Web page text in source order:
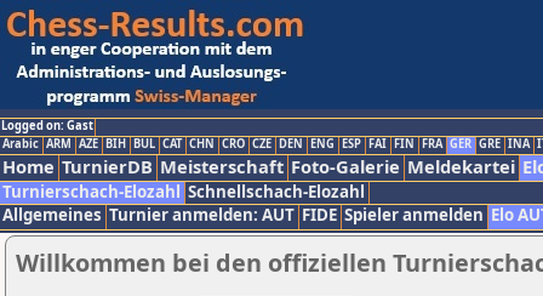
Logged on: Gast
Arabic ARM AZE BIH BUL CAT CHN CRO CZE DEN ENG ESP FAI FIN FRA GER GRE INA
Home TurnierDB Meisterschaft Foto-Galerie Meldekartei
Turnierschach-Elozahl Schnellschach-Elozahl
Allgemeines Turnier anmelden: AUT FIDE Spieler anmelden Elo
Willkommen bei den offiziellen